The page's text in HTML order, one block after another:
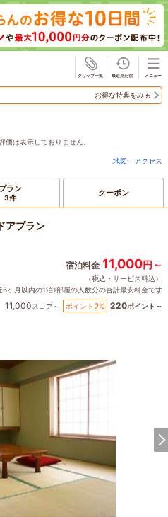
お得な特典をみる
は表示しておりません。
地図・アクセス
プラン
3件 クーポン
アプラン
宿泊料金 11,000円～
（税込・サービス料込）
6ヶ月以内の1泊1部屋の人数分の合計最安料金です
11,000スコア～ ポイント 2% 220ポイント～